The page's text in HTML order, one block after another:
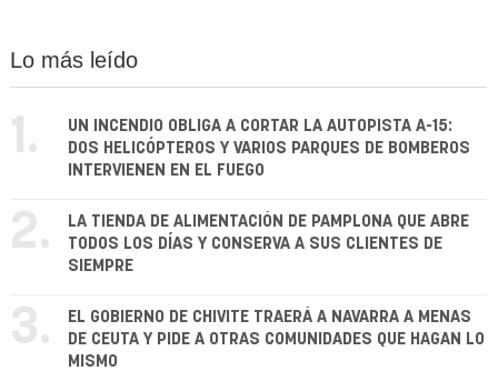
Lo más leído
1.
UN INCENDIO OBLIGA A CORTAR LA AUTOPISTA A-15:
DOS HELICÓPTEROS Y VARIOS PARQUES DE BOMBEROS
INTERVIENEN EN EL FUEGO
2.
LA TIENDA DE ALIMENTACIÓN DE PAMPLONA QUE ABRE
TODOS LOS DÍAS Y CONSERVA A SUS CLIENTES DE
SIEMPRE
3.
EL GOBIERNO DE CHIVITE TRAERÁ A NAVARRA A MENAS
DE CEUTA Y PIDE A OTRAS COMUNIDADES QUE HAGAN LO
MISMO